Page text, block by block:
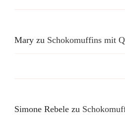
Mary zu Schokomuffins mit
Simone Rebele zu